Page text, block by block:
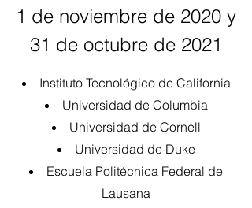
1 de noviembre de 2020 y
31 de octubre de 2021
Instituto Tecnológico de California
Universidad de Columbia
Universidad de Cornell
Universidad de Duke
Escuela Politécnica Federal de
Lausana